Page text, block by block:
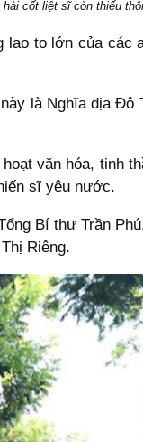
cốt liệt sĩ còn thiếu
to lớn của các
là Nghĩa địa
văn hóa, tinh
sĩ yêu nước.
Bí thư Trần
Riêng.